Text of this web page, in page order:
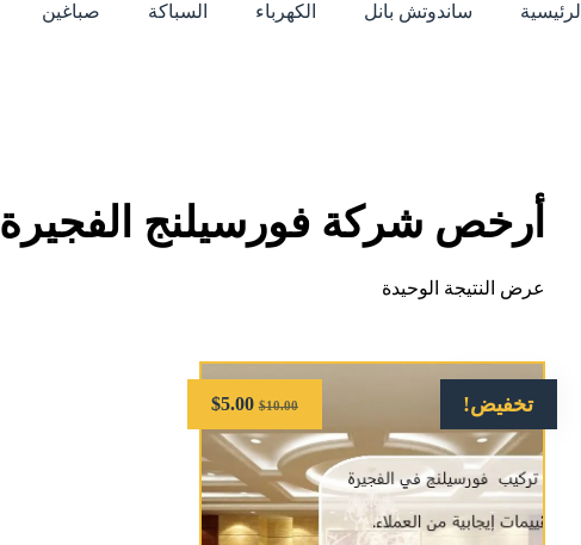
الرئيسية ساندوتش بانل الكهرباء السباكة صباغين
أرخص شركة فورسيلنج الفجيرة
عرض النتيجة الوحيدة
تخفيض! $10.00
$5.00